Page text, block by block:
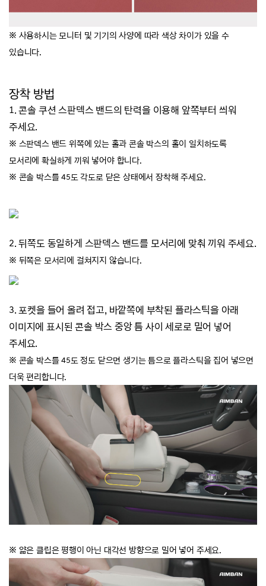
※ 사용하시는 모니터 및 기기의 사양에 따라 색상 차이가 있을 수
있습니다.
장착 방법
1. 콘솔 쿠션 스판덱스 밴드의 탄력을 이용해 앞쪽부터 씌워
주세요.
※ 스판덱스 밴드 위쪽에 있는 홀과 콘솔 박스의 홀이 일치하도록
모서리에 확실하게 끼워 넣어야 합니다.
※ 콘솔 박스를 45도 각도로 닫은 상태에서 장착해 주세요.
2.뒤쪽도 동일하게 스판덱스 밴드를 모서리에 맞춰 끼워 주세요.
※ 뒤쪽은 모서리에 걸쳐지지 않습니다.
3. 포켓을 들어 올려 접고, 바깥쪽에 부착된 플라스틱을 아래
이미지에 표시된 콘솔 박스 중앙 틈 사이 세로 로 밀어 넣어
주세요.
※ 콘솔 박스를 45도 정도 닫으면 생기는 틈으로 플라스틱을 집어 넣으면
더욱 편리합니다.
※ 얇은 클립은 평행이 아닌 대각선 방향으로 밀어 넣어 주세요.